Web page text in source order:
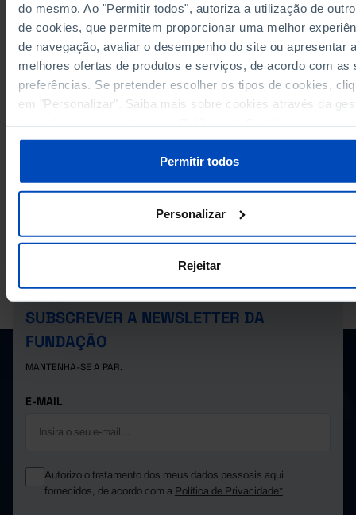
do mesmo. Ao "Permitir todos", autoriza a utilização de
de cookies, que permitem proporcionar uma melhor
de navegação, avaliar o desempenho do site ou apresentar
melhores ofertas de produtos e serviços, de acordo com as
preferências. Se pretender escolher os tipos de cookies,
em "Personalizar". Saiba mais sobre cookies através da
Permitir todos
Personalizar
Rejeitar
2010 x x x
2011 ┴700.158,3 ┴ 699.648,5 ┴ 509,8
2012
586.479,5 586.013,6
465,9
2013
547.204,6 546.683,3
521,3
2014
477.521,1 476.961,8
559,3
513.642,5
324.823,3
94,3
2021
379.922,8 379.713,5
209,3
496.520,9
2023
551.650,4 550.776,9
873,5
Última actualização: 2025-11-17
RELACIONADOS
nacional e internacional em Portugal
A PORDATA É UM PROJETO DA FUNDAÇÃO FRANCISCO MANUEL DOS
SANTOS.
SUBSCREVER A NEWSLETTER DA
FUNDAÇÃO
MANTENHA-SE A PAR.
E-MAIL
Autorizo o tratamento dos meus dados pessoais aqui
fornecidos, de acordo com a Política de Privacidade*